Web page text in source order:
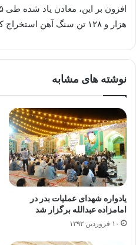
هزار و ۱۲۸ تن سنگ آهن استخراج كردند.
نوشته های مشابه
یادواره شهدای عملیات بدر در
امامزاده عبدالله برگزار شد
۱۰ فروردین ۱۳۹۲